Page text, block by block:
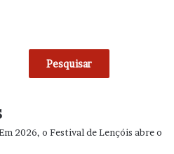
Pesquisar
2026, o Festival de Lençóis abre o